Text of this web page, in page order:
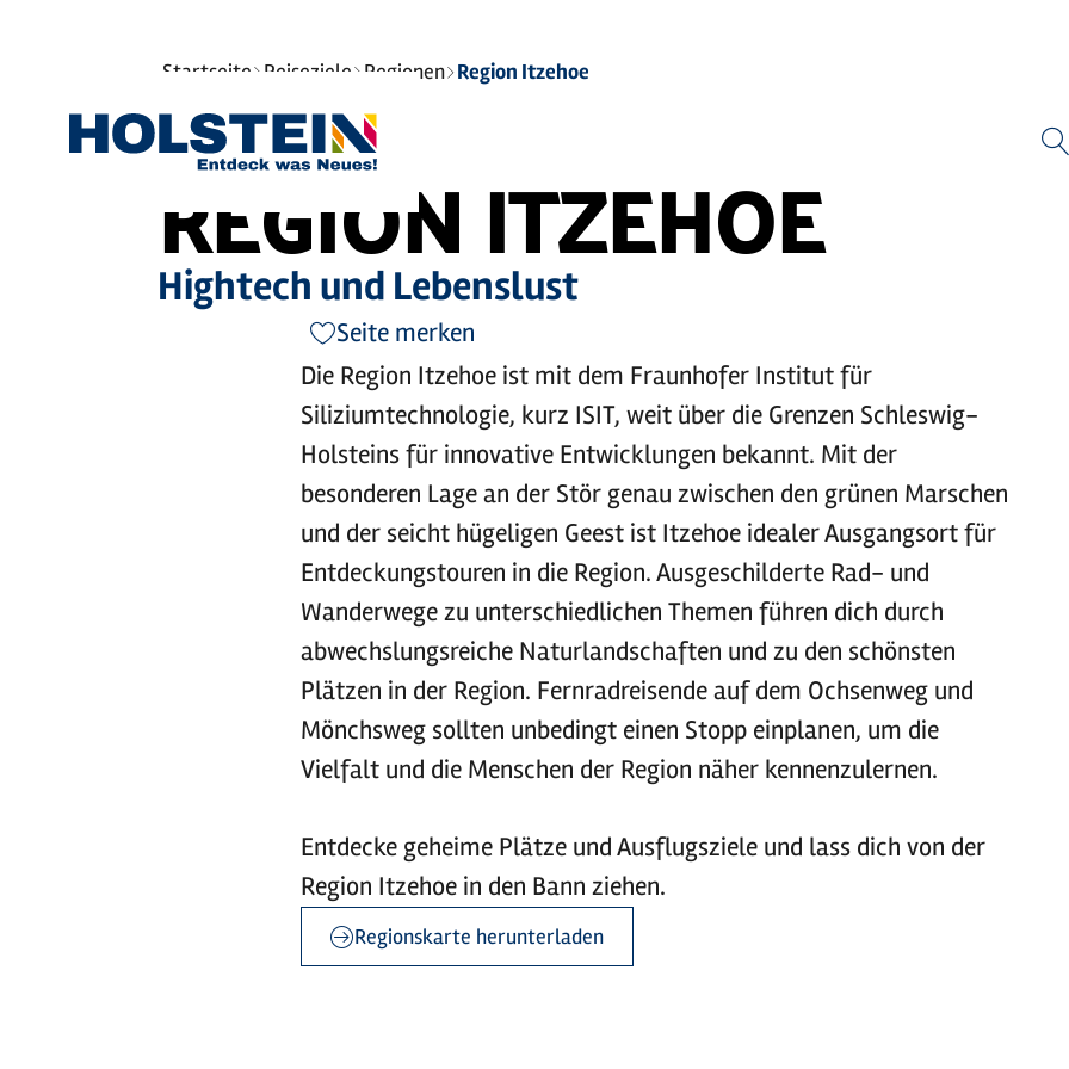
Sie
Startseite Reiseziele Regionen Region Itzehoe
REGION ITZEHOE
Hightech und Lebenslust
Seite merken
Die Region Itzehoe ist mit dem Fraunhofer Institut für
Siliziumtechnologie, kurz ISIT, weit über die Grenzen Schleswig-
Holsteins für innovative Entwicklungen bekannt. Mit der
besonderen Lage an der Stör genau zwischen den grünen Marschen
und der seicht hügeligen Geest ist Itzehoe idealer Ausgangsort für
Entdeckungstouren in die Region. Ausgeschilderte Rad- und
Wanderwege zu unterschiedlichen Themen führen dich durch
abwechslungsreiche Naturlandschaften und zu den schönsten
Plätzen in der Region. Fernradreisende auf dem Ochsenweg und
Mönchsweg sollten unbedingt einen Stopp einplanen, um die
Vielfalt und die Menschen der Region näher kennenzulernen.
Entdecke geheime Plätze und Ausflugsziele und lass dich von der
Region Itzehoe in den Bann ziehen.
Regionskarte herunterladen